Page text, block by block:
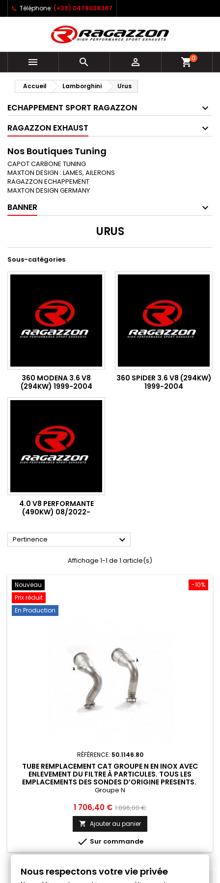
Téléphone: (+33) 0478038387
   shopping_cart0
Accueil Lamborghini Urus
ECHAPPEMENT SPORT RAGAZZON
RAGAZZON EXHAUST
Nos Boutiques Tuning
CAPOT CARBONE TUNING
MAXTON DESIGN : LAMES, AILERONS
RAGAZZON ECHAPPEMENT
MAXTON DESIGN GERMANY
BANNER
URUS
Sous-catégories
360 MODENA 3.6 V8
(294KW) 1999-2004
360 SPIDER 3.6 V8 (294KW)
1999-2004
4.0 V8 PERFORMANTE
(490KW) 08/2022-
Pertinence 
Affichage 1-1 de 1 article(s)
-10%
Nouveau
Prix réduit
En Production
RÉFÉRENCE: 50.1146.80
TUBE REMPLACEMENT CAT GROUPE N EN INOX AVEC
ENLEVEMENT DU FILTRE À PARTICULES. TOUS LES
EMPLACEMENTS DES SONDES D’ORIGINE PRESENTS.
RAGAZZON LAMBORGHINI...
Groupe N
Prix
1 706,40 € Prix
de
base
1 896,00 €
 Ajouter au panier
 Sur commande
Nous respectons votre vie privée